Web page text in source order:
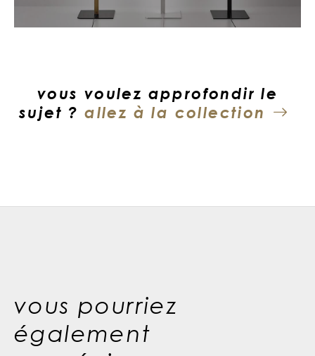
vous voulez approfondir le
sujet ?allez à la collection
vous pourriez
également